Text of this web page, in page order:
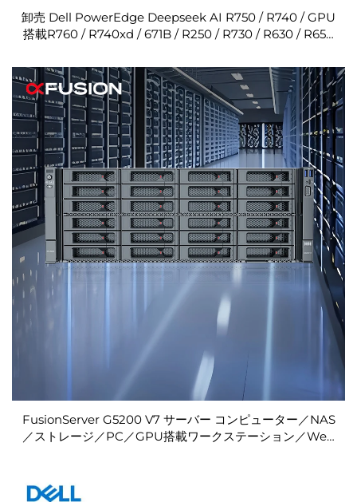
卸売 Dell PowerEdge Deepseek AI R750 / R740 / GPU
搭載R760 / R740xd / 671B / R250 / R730 / R630 / R650
FusionServer G5200 V7 サーバー コンピューター／NAS
／ストレージ／PC／GPU搭載ワークステーション／Web